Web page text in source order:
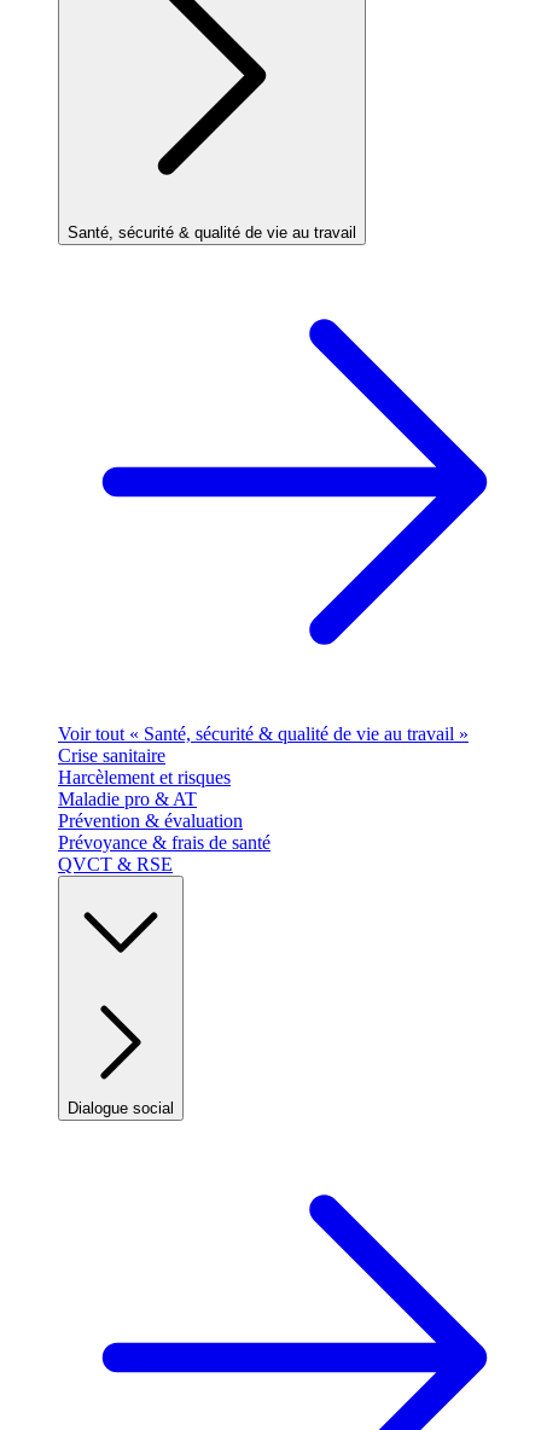
Santé, sécurité & qualité de vie au travail
Voir tout « Santé, sécurité & qualité de vie au travail »
Crise sanitaire
Harcèlement et risques
Maladie pro & AT
Prévention & évaluation
Prévoyance & frais de santé
QVCT & RSE
Dialogue social